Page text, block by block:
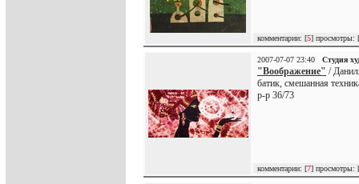
комментарии: [5] просмотры: [
2007-07-07 23:40 Студия
"Воображение" /
батик, смешанная
р-р 36/73
комментарии: [7] просмотры: [